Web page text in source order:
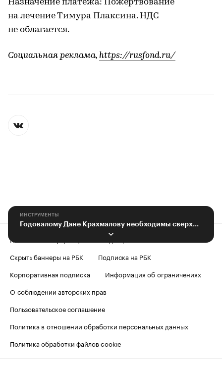
Назначение платежа: Пожертвование
на лечение Тимура Плаксина. НДС
не облагается.
Социальная реклама, https://rusfond.ru/
ИНСТРУМЕНТЫ
Контактная информация
Редакция
Скрыть баннеры на РБК
Подписка на РБК
Корпоративная подписка
Информация об ограничениях
О соблюдении авторских прав
Пользовательское соглашение
Политика в отношении обработки персональных данных
Политика обработки файлов cookie